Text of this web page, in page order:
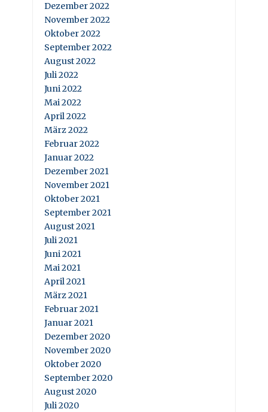
Dezember 2022
November 2022
Oktober 2022
September 2022
August 2022
Juli 2022
Juni 2022
Mai 2022
April 2022
März 2022
Februar 2022
Januar 2022
Dezember 2021
November 2021
Oktober 2021
September 2021
August 2021
Juli 2021
Juni 2021
Mai 2021
April 2021
März 2021
Februar 2021
Januar 2021
Dezember 2020
November 2020
Oktober 2020
September 2020
August 2020
Juli 2020